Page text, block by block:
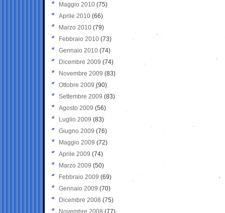
Maggio 2010 (75)
Aprile 2010 (66)
Marzo 2010 (79)
Febbraio 2010 (73)
Gennaio 2010 (74)
Dicembre 2009 (74)
Novembre 2009 (83)
Ottobre 2009 (90)
Settembre 2009 (83)
Agosto 2009 (56)
Luglio 2009 (83)
Giugno 2009 (76)
Maggio 2009 (72)
Aprile 2009 (74)
Marzo 2009 (50)
Febbraio 2009 (69)
Gennaio 2009 (70)
Dicembre 2008 (75)
Novembre 2008 (77)